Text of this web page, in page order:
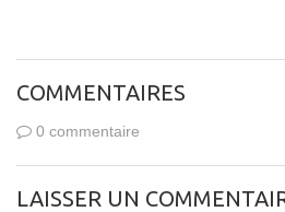
COMMENTAIRES
0 commentaire
LAISSER UN